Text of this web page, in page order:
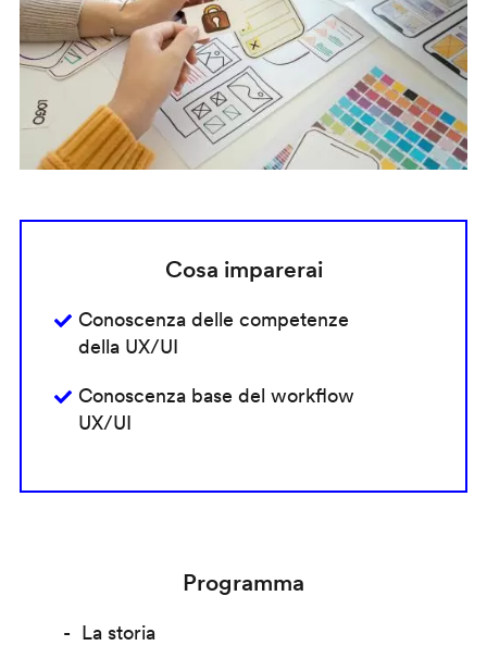
Cosa imparerai
Conoscenza delle competenze
della UX/UI
Conoscenza base del workflow
UX/UI
Programma
La storia